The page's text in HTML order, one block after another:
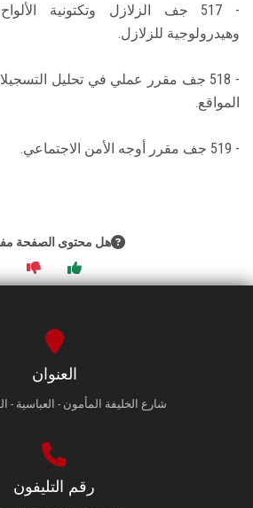
- 517 جف الزلازل وتكتونية
وهيدرولوجية للزلازل.
- 518 جف مقرر عملي في تحليل
المواقع.
- 519 جف مقرر أوجه الأمن الاجتماعي.
هل محتوى الصفحة
العنوان
شارع الخليفة المأمون - العباسية -
رقم التليفون